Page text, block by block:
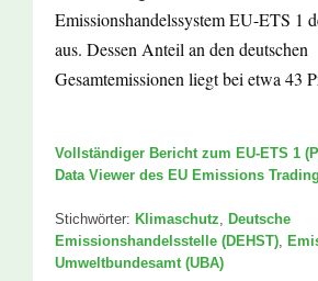
Emissionshandelssystem EU-ETS 1
aus. Dessen Anteil an den deutschen
Gesamtemissionen liegt bei etwa 43
Vollständiger Bericht zum EU-ETS 1
Data Viewer des EU Emissions
Stichwörter: Klimaschutz, Deutsche
Emissionshandelsstelle (DEHST),
Umweltbundesamt (UBA)